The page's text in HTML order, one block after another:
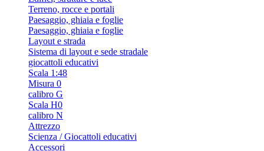
Terreno, rocce e portali
Paesaggio, ghiaia e foglie
Paesaggio, ghiaia e foglie
Layout e strada
Sistema di layout e sede stradale
giocattoli educativi
Scala 1:48
Misura 0
calibro G
Scala H0
calibro N
Attrezzo
Scienza / Giocattoli educativi
Accessori